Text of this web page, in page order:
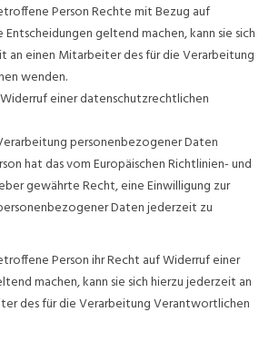
Person Rechte mit Bezug auf
geltend machen, kann sie sich
an einen Mitarbeiter des für die Verarbeitung
wenden.
einer datenschutzrechtlichen
personenbezogener Daten
hat das vom Europäischen Richtlinien- und
gewährte Recht, eine Einwilligung zur
Daten jederzeit zu
Person ihr Recht auf Widerruf einer
machen, kann sie sich hierzu jederzeit an
des für die Verarbeitung Verantwortlichen